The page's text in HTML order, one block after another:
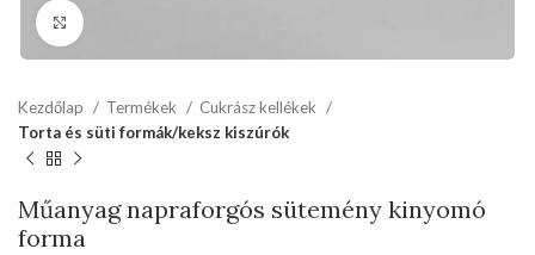
Kezdőlap Termékek
Cukrász kellékek
Torta és süti formák/keksz kiszúrók
Műanyag napraforgós sütemény kinyomó
forma